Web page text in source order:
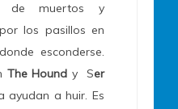
de muertos y
los pasillos en
esconderse.
The Hound y Ser
ayudan a huir. Es